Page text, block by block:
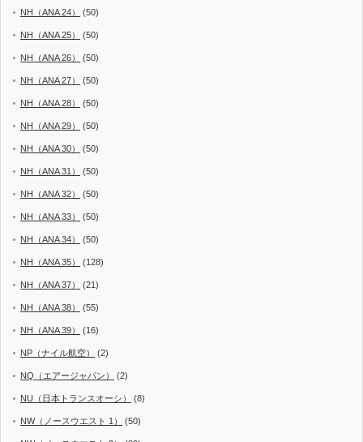
NH（ANA 24） (50)
NH（ANA 25） (50)
NH（ANA 26） (50)
NH（ANA 27） (50)
NH（ANA 28） (50)
NH（ANA 29） (50)
NH（ANA 30） (50)
NH（ANA 31） (50)
NH（ANA 32） (50)
NH（ANA 33） (50)
NH（ANA 34） (50)
NH（ANA 35） (128)
NH（ANA 37） (21)
NH（ANA 38） (55)
NH（ANA 39） (16)
NP（ナイル航空） (2)
NQ（エアージャパン） (2)
NU（日本トランスオーシ） (8)
NW（ノースウエスト 1） (50)